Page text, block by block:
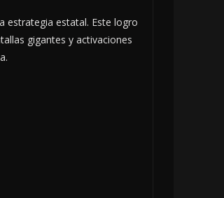
estrategia estatal. Este logro
gigantes y activaciones